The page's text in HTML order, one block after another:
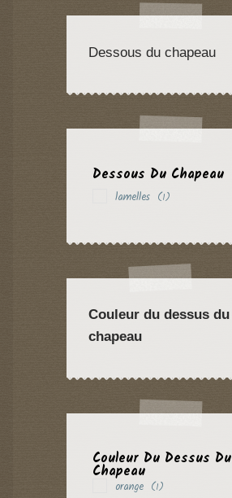
Dessous du chapeau
Dessous Du Chapeau
lamelles (1)
Couleur du dessus du
chapeau
Couleur Du Dessus Du
Chapeau
orange (1)